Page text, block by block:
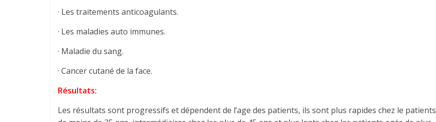
· Les traitements anticoagulants.
· Les maladies auto immunes.
· Maladie du sang.
· Cancer cutané de la face.
Résultats:
Les résultats sont progressifs et dépendent de l’age des patients, ils sont plus rapides chez le patients